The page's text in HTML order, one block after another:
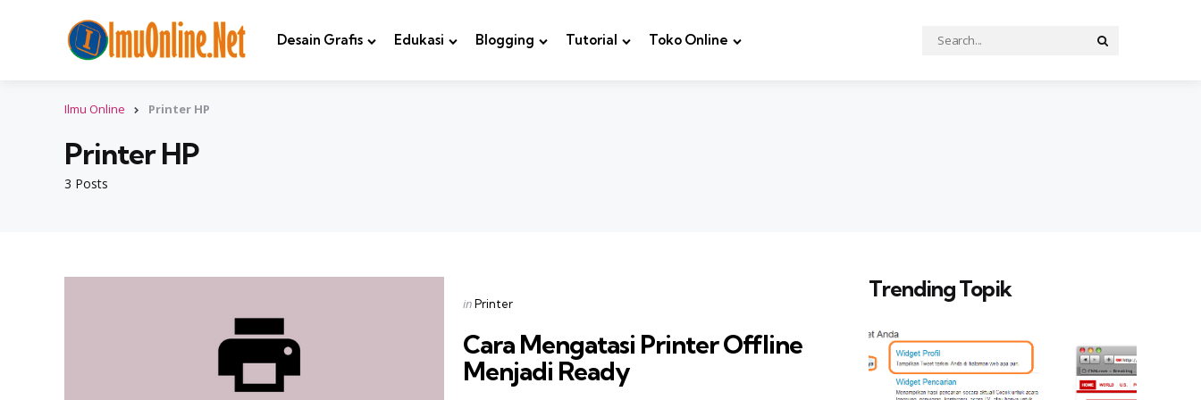
Desain Grafis Edukasi Blogging Tutorial Toko Online
Search
for:
Ilmu Online Printer HP
3 Posts
Printer HP
Categories
Posted
in Printer
Cara Mengatasi Printer Offline
Menjadi Ready
Trending Topik